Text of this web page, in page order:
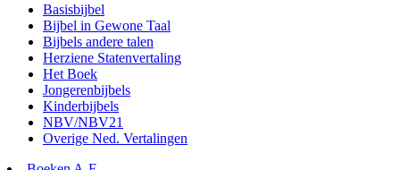
Basisbijbel
Bijbel in Gewone Taal
Bijbels andere talen
Herziene Statenvertaling
Het Boek
Jongerenbijbels
Kinderbijbels
NBV/NBV21
Overige Ned. Vertalingen